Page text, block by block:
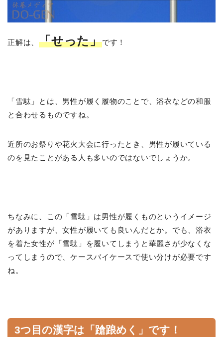
正解は、「せった」です！
「雪駄」とは、男性が履く履物のことで、浴衣などの和服
と合わせるものですね。
近所のお祭りや花火大会に行ったとき、男性が履いている
のを見たことがある人も多いのではないでしょうか。
ちなみに、この「雪駄」は男性が履くものというイメージ
がありますが、女性が履いても良いんだとか。でも、浴衣
を着た女性が「雪駄」を履いてしまうと華麗さが少なくな
ってしまうので、ケースバイケースで使い分けが必要です
ね。
3つ目の漢字は「蹌踉めく」です！